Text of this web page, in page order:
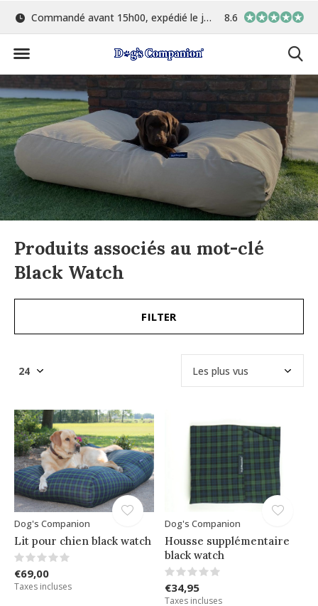
Commandé avant 15h00, expédié le jour même Le plus grand choix
8.6
Produits associés au mot-clé
Black Watch
FILTER
Dog's Companion
Lit pour chien black watch
€69,00
Taxes incluses
Dog's Companion
Housse supplémentaire
black watch
€34,95
Taxes incluses